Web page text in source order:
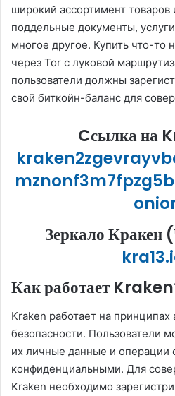
широкий ассортимент товаров
поддельные документы,
многое другое. Купить что-то
через Tor с луковой
пользователи должны
свой биткойн-баланс для
Cсылка на
Зеркало Кракен
Как работает
Kraken работает на
безопасности. Пользователи
их личные данные и операции
конфиденциальными. Для
Kraken необходимо